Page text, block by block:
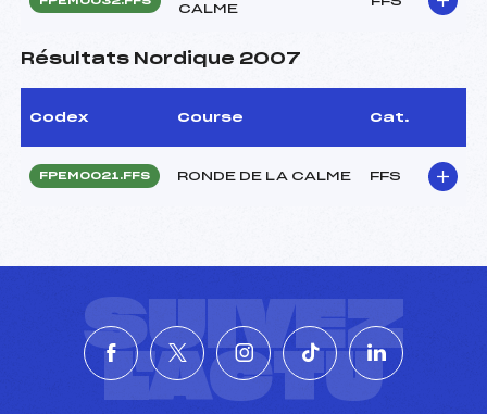
CALME
Résultats Nordique 2007
Codex Course Cat.
FPEM0021.FFS RONDE DE LA CALME FFS
SUIVEZ
L'ACTU